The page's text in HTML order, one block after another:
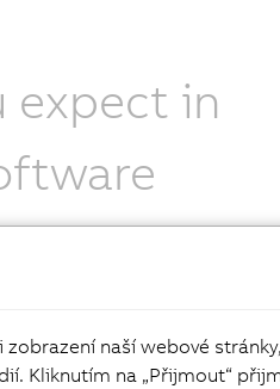
expect in
automation.naší webové
Kliknutím na „Přijmout“